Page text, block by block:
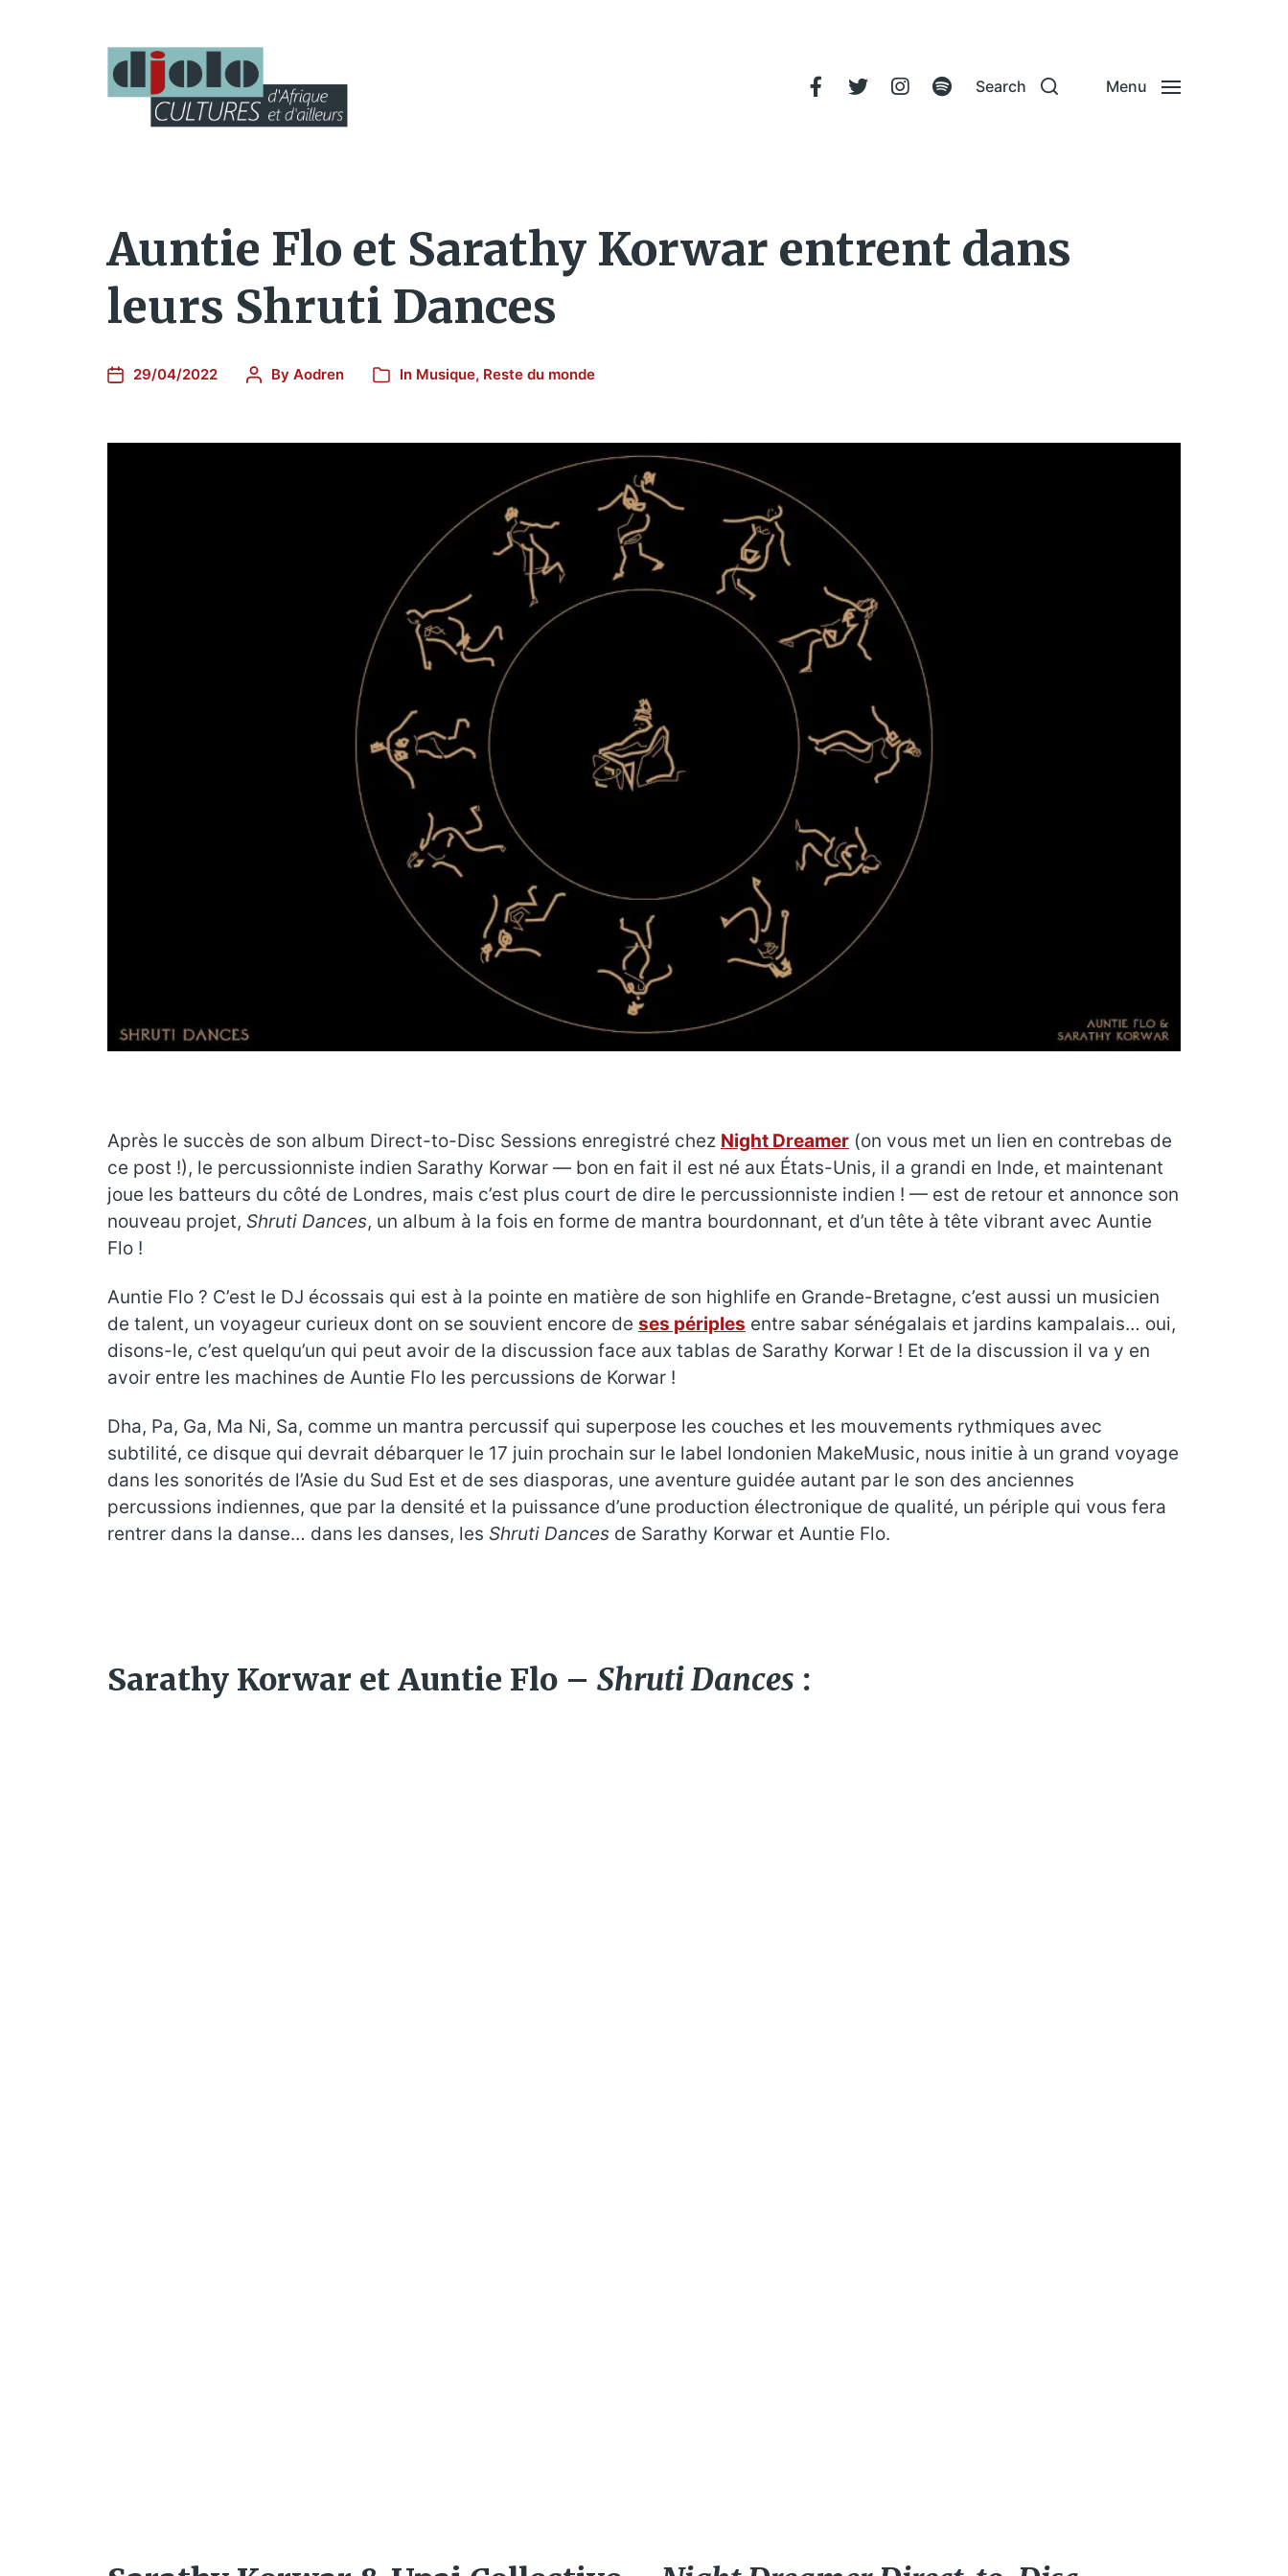
Search Menu
Auntie Flo et Sarathy Korwar entrent dans
leurs Shruti Dances
29/04/2022 By Aodren In Musique, Reste du monde
Après le succès de son album Direct​-​to​-​Disc Sessions enregistré chez Night Dreamer (on vous met un lien en contrebas de
ce post !), le percussionniste indien Sarathy Korwar — bon en fait il est né aux États-Unis, il a grandi en Inde, et maintenant
joue les batteurs du côté de Londres, mais c’est plus court de dire le percussionniste indien ! — est de retour et annonce son
nouveau projet, Shruti Dances, un album à la fois en forme de mantra bourdonnant, et d’un tête à tête vibrant avec Auntie
Flo !
Auntie Flo ? C’est le DJ écossais qui est à la pointe en matière de son highlife en Grande-Bretagne, c’est aussi un musicien
de talent, un voyageur curieux dont on se souvient encore de ses périples entre sabar sénégalais et jardins kampalais… oui,
disons-le, c’est quelqu’un qui peut avoir de la discussion face aux tablas de Sarathy Korwar ! Et de la discussion il va y en
avoir entre les machines de Auntie Flo les percussions de Korwar !
Dha, Pa, Ga, Ma Ni, Sa, comme un mantra percussif qui superpose les couches et les mouvements rythmiques avec
subtilité, ce disque qui devrait débarquer le 17 juin prochain sur le label londonien MakeMusic, nous initie à un grand voyage
dans les sonorités de l’Asie du Sud Est et de ses diasporas, une aventure guidée autant par le son des anciennes
percussions indiennes, que par la densité et la puissance d’une production électronique de qualité, un périple qui vous fera
rentrer dans la danse… dans les danses, les Shruti Dances de Sarathy Korwar et Auntie Flo.
Sarathy Korwar et Auntie Flo – Shruti Dances :